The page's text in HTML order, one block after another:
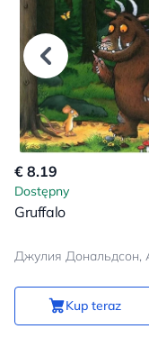
€ 8.19
Dostępny
Gruffalo
Kup teraz